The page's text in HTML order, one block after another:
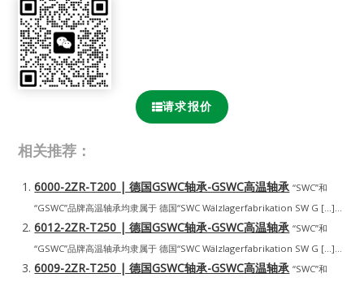
请求报价
相关推荐：
6000-2ZR-T200 | 德国GSWC轴承-GSWC高温轴承 “SWC”和
“GSWC”品牌高温轴承均隶属于 德国“SWC Wälzlagerfabrikation SW G […]...
6012-2ZR-T250 | 德国GSWC轴承-GSWC高温轴承 “SWC”和
“GSWC”品牌高温轴承均隶属于 德国“SWC Wälzlagerfabrikation SW G […]...
6009-2ZR-T250 | 德国GSWC轴承-GSWC高温轴承 “SWC”和